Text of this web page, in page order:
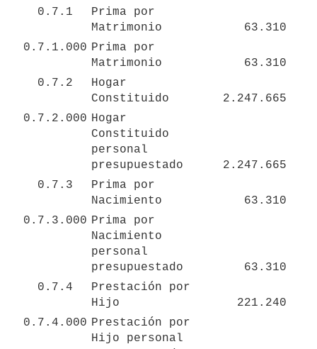
0.7.1
Prima por
Matrimonio
63.310
0.7.1.000 Prima por
Matrimonio
63.310
0.7.2
Hogar
Constituido
2.247.665
0.7.2.000 Hogar
Constituido
personal
presupuestado
2.247.665
0.7.3
Prima por
Nacimiento
63.310
0.7.3.000 Prima por
Nacimiento
personal
presupuestado
63.310
0.7.4
Prestación por
Hijo
221.240
0.7.4.000 Prestación por
Hijo personal